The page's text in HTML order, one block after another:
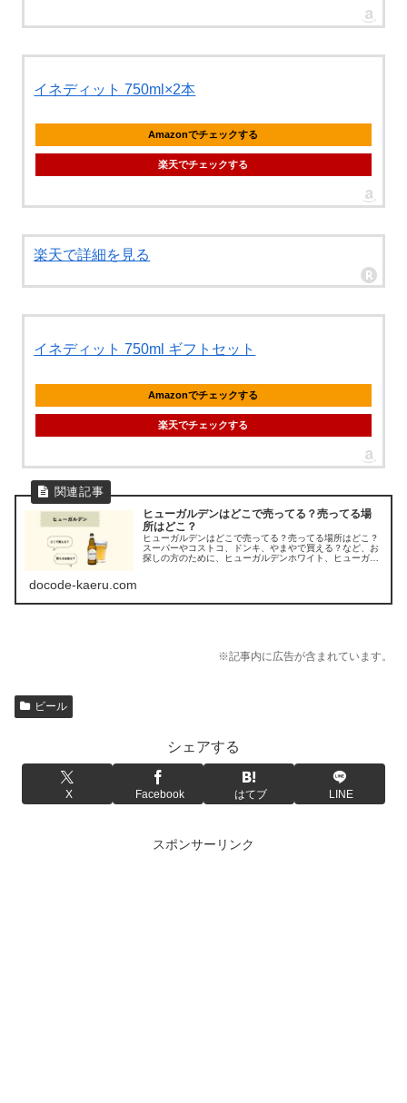
イネディット 750ml×2本
Amazonでチェックする
楽天でチェックする
楽天で詳細を見る
イネディット 750ml ギフトセット
Amazonでチェックする
楽天でチェックする
ヒューガルデンはどこで売ってる？売ってる場
所はどこ？
ヒューガルデンはどこで売ってる？売ってる場所はどこ？
スーパーやコストコ、ドンキ、やまやで買える？など、お
探しの方のために、ヒューガルデンホワイト、ヒューガル
docode-kaeru.com
※記事内に広告が含まれています。
ビール
シェアする
X Facebook はてブ LINE
スポンサーリンク